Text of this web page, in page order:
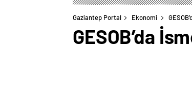
Gaziantep Portal Ekonomi
GESOB’da